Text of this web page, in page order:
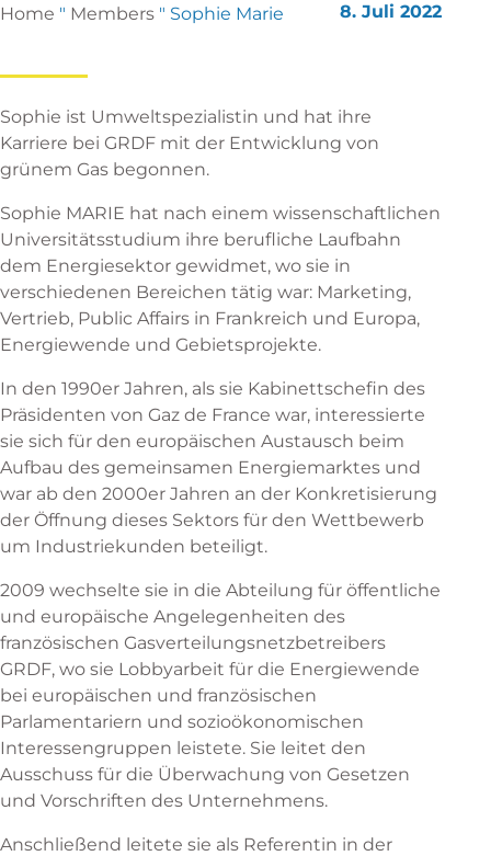
Home " Members " Sophie Marie 8. Juli 2022
Sophie ist Umweltspezialistin und hat ihre
Karriere bei GRDF mit der Entwicklung von
grünem Gas begonnen.
Sophie MARIE hat nach einem wissenschaftlichen
Universitätsstudium ihre berufliche Laufbahn
dem Energiesektor gewidmet, wo sie in
verschiedenen Bereichen tätig war: Marketing,
Vertrieb, Public Affairs in Frankreich und Europa,
Energiewende und Gebietsprojekte.
In den 1990er Jahren, als sie Kabinettschefin des
Präsidenten von Gaz de France war, interessierte
sie sich für den europäischen Austausch beim
Aufbau des gemeinsamen Energiemarktes und
war ab den 2000er Jahren an der Konkretisierung
der Öffnung dieses Sektors für den Wettbewerb
um Industriekunden beteiligt.
2009 wechselte sie in die Abteilung für öffentliche
und europäische Angelegenheiten des
französischen Gasverteilungsnetzbetreibers
GRDF, wo sie Lobbyarbeit für die Energiewende
bei europäischen und französischen
Parlamentariern und sozioökonomischen
Interessengruppen leistete. Sie leitet den
Ausschuss für die Überwachung von Gesetzen
und Vorschriften des Unternehmens.
Anschließend leitete sie als Referentin in der